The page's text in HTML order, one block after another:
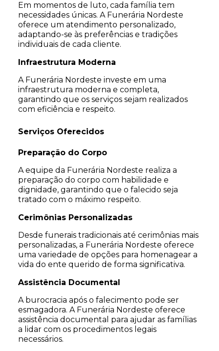
Em momentos de luto, cada família tem
necessidades únicas. A Funerária Nordeste
oferece um atendimento personalizado,
adaptando-se às preferências e tradições
individuais de cada cliente.
Infraestrutura Moderna
A Funerária Nordeste investe em uma
infraestrutura moderna e completa,
garantindo que os serviços sejam realizados
com eficiência e respeito.
Serviços Oferecidos
Preparação do Corpo
A equipe da Funerária Nordeste realiza a
preparação do corpo com habilidade e
dignidade, garantindo que o falecido seja
tratado com o máximo respeito.
Cerimônias Personalizadas
Desde funerais tradicionais até cerimônias mais
personalizadas, a Funerária Nordeste oferece
uma variedade de opções para homenagear a
vida do ente querido de forma significativa.
Assistência Documental
A burocracia após o falecimento pode ser
esmagadora. A Funerária Nordeste oferece
assistência documental para ajudar as famílias
a lidar com os procedimentos legais
necessários.